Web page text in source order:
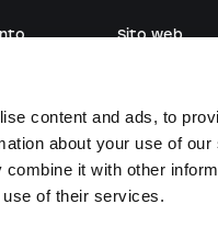
content and ads, to
about your use of
it with other
of their services.
Sito web